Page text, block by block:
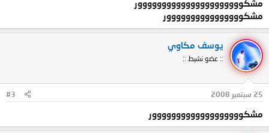
مشكوووووووووووووووووووووور
مشكوووووووووووووووور
يوسف مكاوي
:: عضو نشيط ::
25 سبتمبر 2008 #3
مشكووووووووووووووووووور